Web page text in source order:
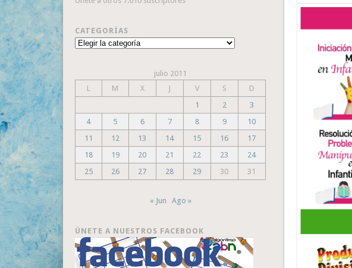
CATEGORÍAS
Categorías
julio 2011
L
M X J V S
D
1
2
3
4
5 6 7 8 9
10
11
12 13 14 15 16
17
18
19 20 21 22 23
24
25
26 27 28 29 30 31
« Jun Ago »
ÚNETE A NUESTROS FACEBOOK